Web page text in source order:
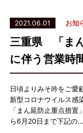
2021.06.01 お知
三重県 「ま
に伴う営業時
日頃よりみそ吟をご愛
新型コロナウイルス感
「まん延防止重点措
ら6月20日まで下記の…